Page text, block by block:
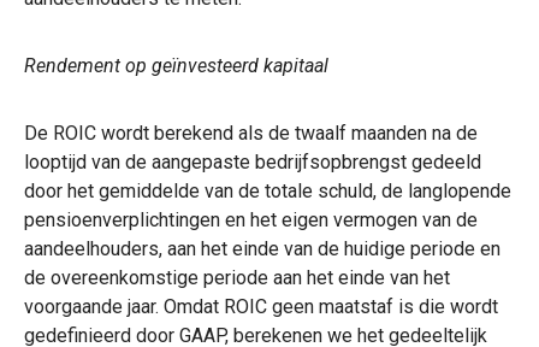
Rendement op geïnvesteerd kapitaal
De ROIC wordt berekend als de twaalf maanden na de
looptijd van de aangepaste bedrijfsopbrengst gedeeld
door het gemiddelde van de totale schuld, de langlopende
pensioenverplichtingen en het eigen vermogen van de
aandeelhouders, aan het einde van de huidige periode en
de overeenkomstige periode aan het einde van het
voorgaande jaar. Omdat ROIC geen maatstaf is die wordt
gedefinieerd door GAAP, berekenen we het gedeeltelijk